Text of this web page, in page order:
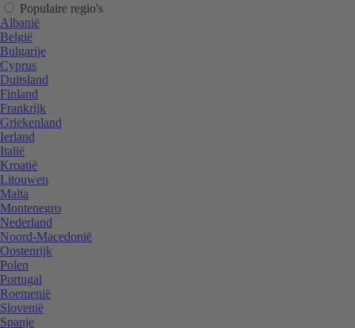
Populaire regio's
Albanië
België
Bulgarije
Cyprus
Duitsland
Finland
Frankrijk
Griekenland
Ierland
Italië
Kroatië
Litouwen
Malta
Montenegro
Nederland
Noord-Macedonië
Oostenrijk
Polen
Portugal
Roemenië
Slovenië
Spanje